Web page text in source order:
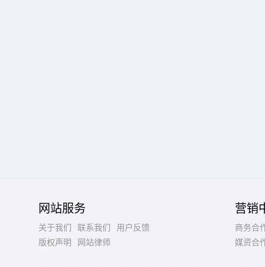
网站服务
关于我们 联系我们
用户反馈
版权声明
网站律师
营销
商务合
媒资合